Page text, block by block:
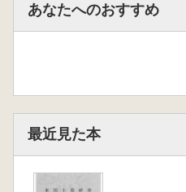
あなたへのおすすめ
最近見た本